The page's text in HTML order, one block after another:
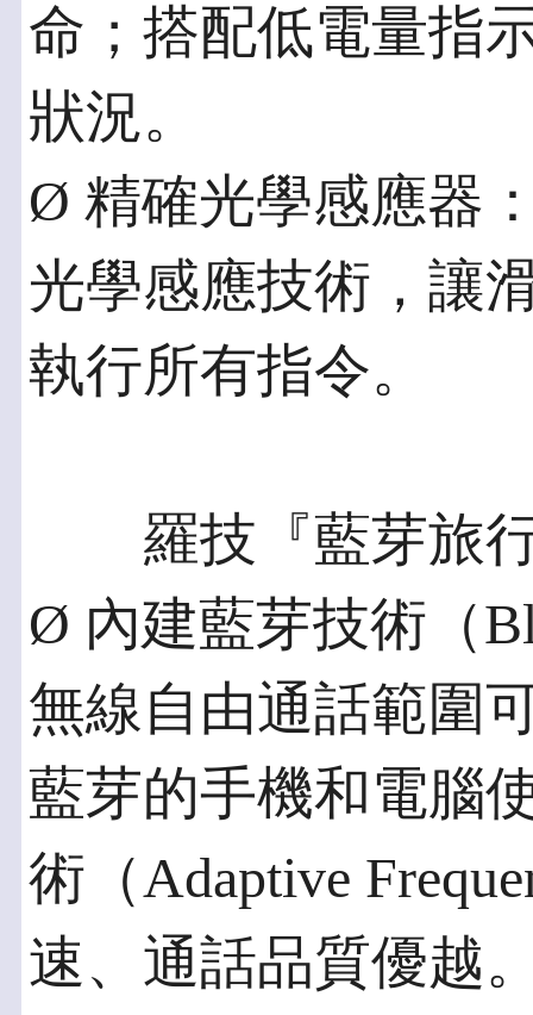
命；搭配低電量指
狀況。
Ø 精確光學感應器
光學感應技術，讓
執行所有指令。
羅技『藍芽旅行
Ø 內建藍芽技術（
無線自由通話範圍
藍芽的手機和電腦
術（Adaptive
速、通話品質優越